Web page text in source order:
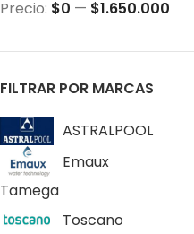
Precio: $0 — $1.650.000
FILTRAR POR MARCAS
ASTRALPOOL
Emaux
Tamega
Toscano